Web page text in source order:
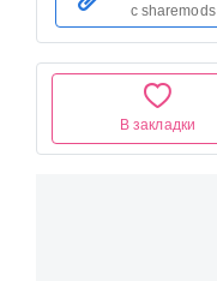
В закладки
с sharemods